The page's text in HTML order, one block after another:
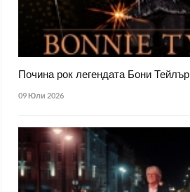
Почина рок легендата Бони Тейлър
09 Юли 2026